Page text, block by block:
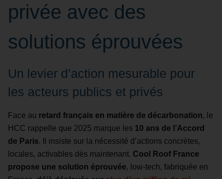
privée avec des
solutions éprouvées
Un levier d’action mesurable pour
les acteurs publics et privés
Face au retard français en matière de décarbonation, le
HCC rappelle que 2025 marque les 10 ans de l’Accord
de Paris. Il insiste sur la nécessité d’actions concrètes,
locales, activables dès maintenant. Cool Roof France
propose une solution éprouvée, low-tech, fabriquée en